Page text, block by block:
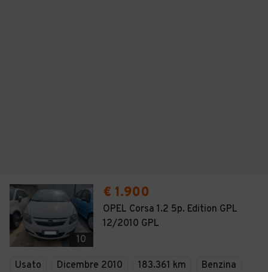
10
€ 1.900
OPEL Corsa 1.2 5p. Edition GPL
12/2010 GPL
Usato Dicembre 2010 183.361 km
Benzina